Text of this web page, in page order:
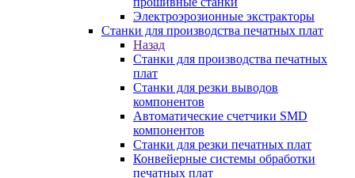
Электроэрозионные экстракторы
Станки для производства печатных плат
Назад
Станки для производства печатных
плат
Станки для резки выводов
компонентов
Автоматические счетчики SMD
компонентов
Станки для резки печатных плат
Конвейерные системы обработки
печатных плат